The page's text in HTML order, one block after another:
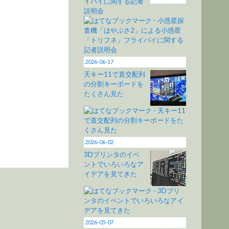
説明会
2026-06-17
天キー11で直交配列
の分割キーボードを
たくさん見た
2026-06-02
3Dプリンタのイベ
ントでいろいろなア
イデアを見てきた
2026-05-07